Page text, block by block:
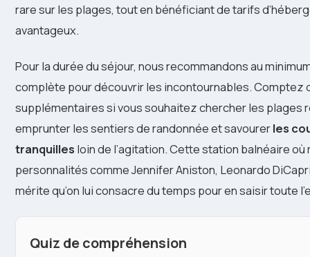
rare sur les plages, tout en bénéficiant de tarifs
avantageux.
Pour la durée du séjour, nous recommandons au
complète pour découvrir les incontournables. Comptez
supplémentaires si vous souhaitez chercher les plages
emprunter les sentiers de randonnée et savourerles
tranquilles loin de l’agitation. Cette station balnéaire
personnalités comme Jennifer Aniston, Leonardo
mérite qu’on lui consacre du temps pour en saisir toute
Quiz de compréhension